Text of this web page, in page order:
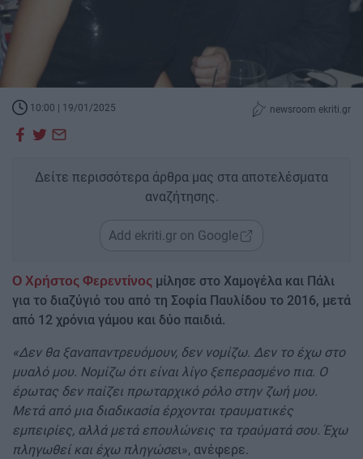
10:00 | 19/01/2025 newsroom ekriti.gr
Δείτε περισσότερα άρθρα μας στα αποτελέσματα
αναζήτησης.
Add ekriti.gr on Google
Ο Χρήστος Φερεντίνος μίλησε στο Χαμογέλα και Πάλι
για το διαζύγιό του από τη Σοφία Παυλίδου το 2016, μετά
από 12 χρόνια γάμου και δύο παιδιά.
«Δεν θα ξαναπαντρευόμουν, δεν νομίζω. Δεν το έχω στο
μυαλό μου. Νομίζω ότι είναι λίγο ξεπερασμένο πια. Ο
έρωτας δεν παίζει πρωταρχικό ρόλο στην ζωή μου.
Μετά από μια διαδικασία έρχονται τραυματικές
εμπειρίες, αλλά μετά επουλώνεις τα τραύματά σου. Έχω
πληγωθεί και έχω πληγώσει», ανέφερε.